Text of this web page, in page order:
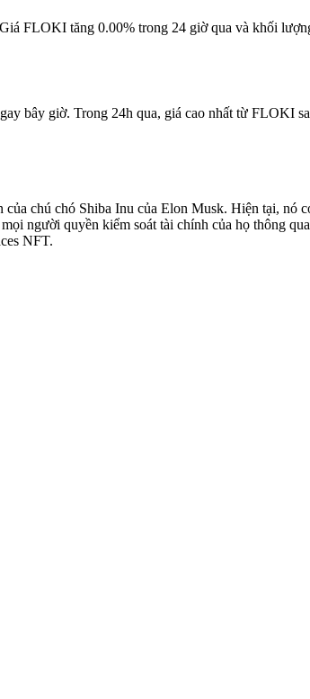
FLOKI tăng 0.00% trong 24 giờ qua và khối
bây giờ. Trong 24h qua, giá cao nhất từ FLOKI
chú chó Shiba Inu của Elon Musk. Hiện tại, nó
người quyền kiểm soát tài chính của họ thông
NFT.